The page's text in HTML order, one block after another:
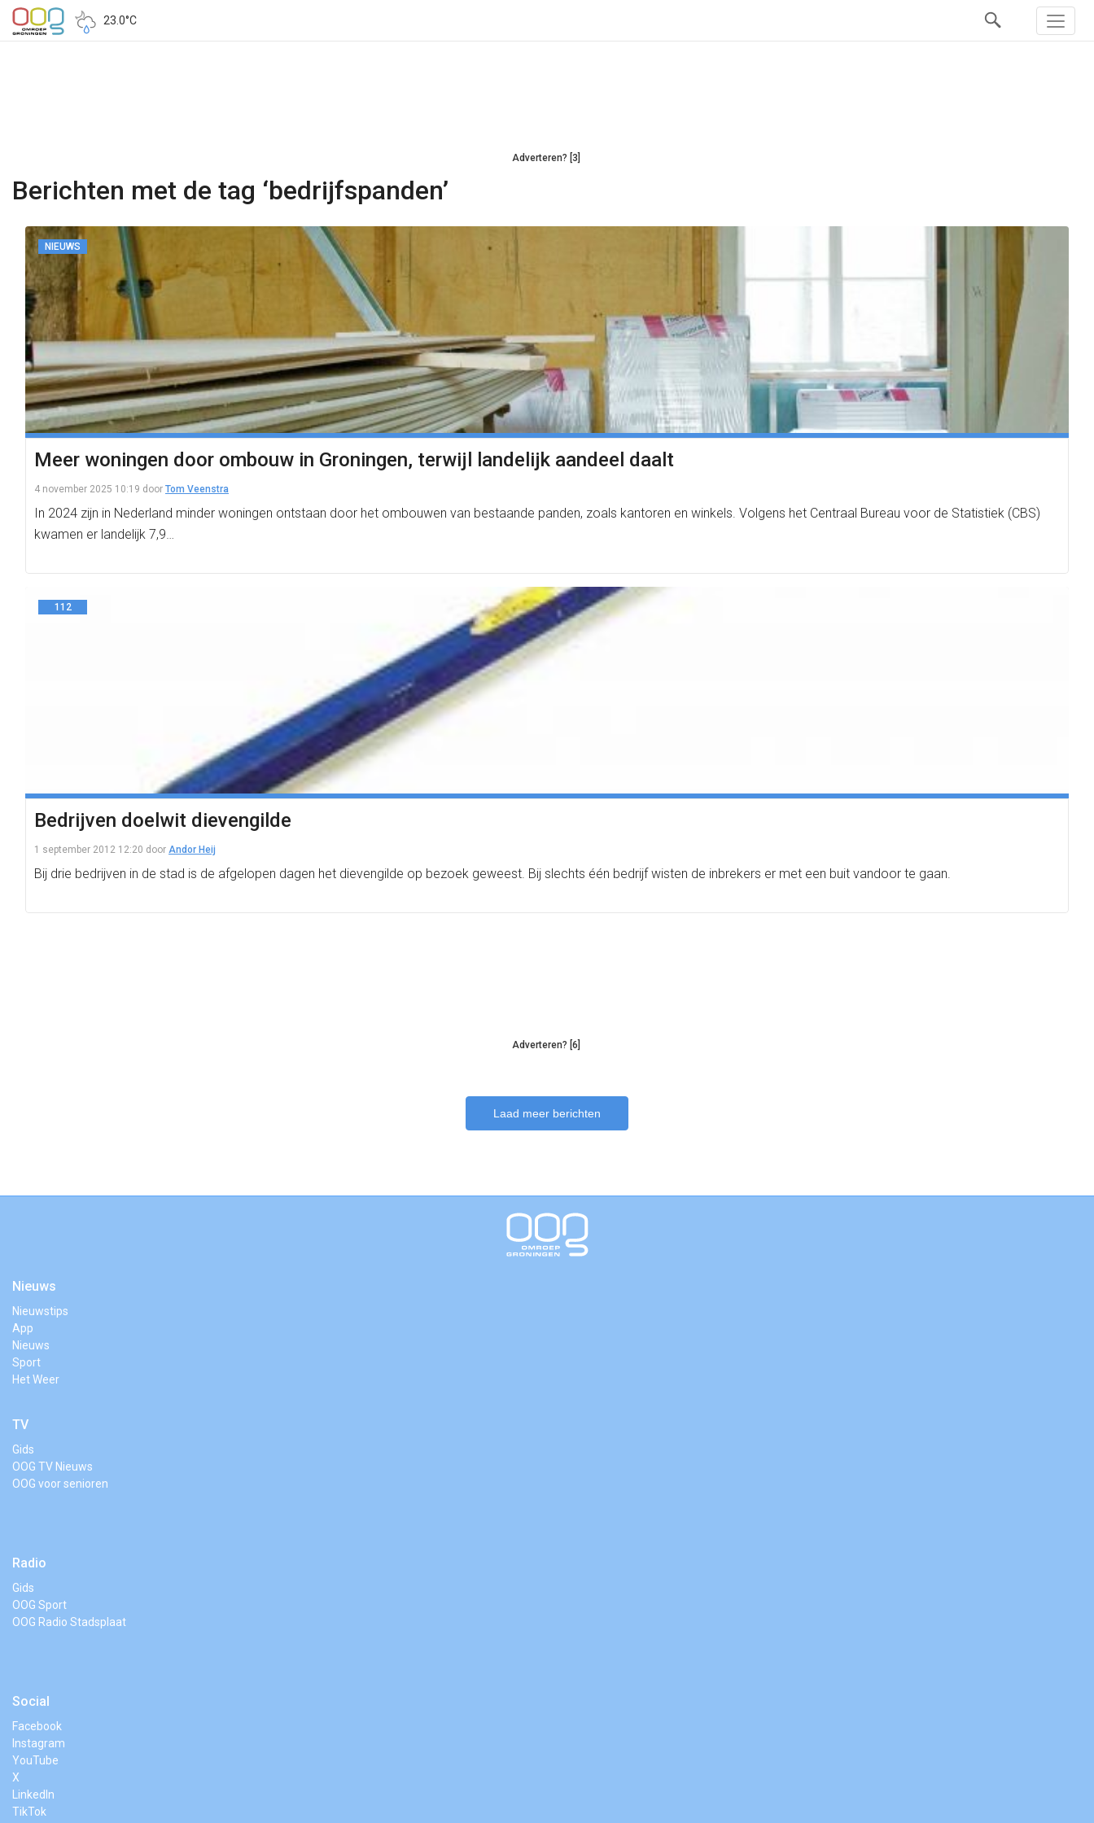
23.0°C
Adverteren? [3]
Berichten met de tag ‘bedrijfspanden’
NIEUWS
Meer woningen door ombouw in Groningen, terwijl landelijk aandeel daalt
4 november 2025 10:19 door Tom Veenstra
In 2024 zijn in Nederland minder woningen ontstaan door het ombouwen van bestaande panden, zoals kantoren en winkels. Volgens het Centraal Bureau voor de Statistiek (CBS)
kwamen er landelijk 7,9…
112
Bedrijven doelwit dievengilde
1 september 2012 12:20 door Andor Heij
Bij drie bedrijven in de stad is de afgelopen dagen het dievengilde op bezoek geweest. Bij slechts één bedrijf wisten de inbrekers er met een buit vandoor te gaan.
Adverteren? [6]
Laad meer berichten
Nieuws
Nieuwstips
App
Nieuws
Sport
Het Weer
TV
Gids
OOG TV Nieuws
OOG voor senioren
Radio
Gids
OOG Sport
OOG Radio Stadsplaat
Social
Facebook
Instagram
YouTube
X
LinkedIn
TikTok